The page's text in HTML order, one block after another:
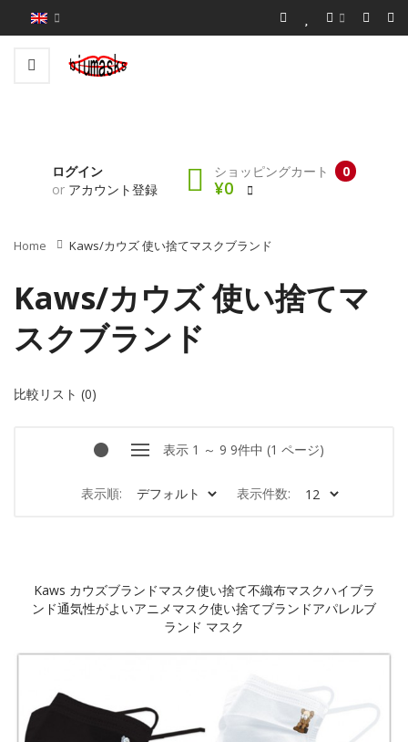
ログイン
or アカウント登録
0
ショッピングカート
¥0
Home Kaws/カウズ 使い捨てマスクブランド
Kaws/カウズ 使い捨てマ
スクブランド
比較リスト (0)
表示 1 ～ 9 9件中 (1 ページ)
表示順: 表示件数:
Kaws カウズブランドマスク使い捨て不織布マスクハイブラ
ンド通気性がよいアニメマスク使い捨てブランドアパレルブ
ランド マスク